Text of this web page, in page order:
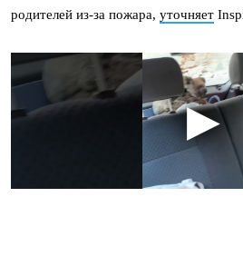
родителей из-за пожара, уточняет